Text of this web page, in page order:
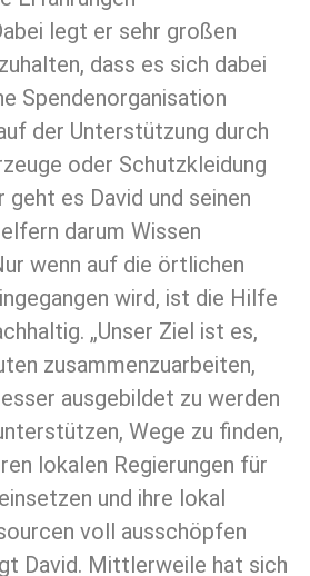
legt er sehr großen
dass es sich dabei
Spendenorganisation
der Unterstützung durch
oder Schutzkleidung
geht es David und seinen
darum Wissen
wenn auf die örtlichen
wird, ist die Hilfe
„Unser Ziel ist es,
zusammenzuarbeiten,
ausgebildet zu werden
Wege zu finden,
lokalen Regierungen für
und ihre lokal
voll ausschöpfen
David. Mittlerweile hat sich